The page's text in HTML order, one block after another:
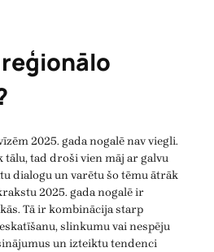
2025. gada nogalē nav viegli.
tālu, tad droši vien māj ar galvu
dialogu un varētu šo tēmu ātrāk
2025. gada nogalē ir
Tā ir kombinācija starp
slinkumu vai nespēju
un izteiktu tendenci